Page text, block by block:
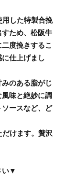
用した特製合挽
ため、松阪牛
度挽きするこ
仕上げまし
のある脂がじ
味と絶妙に調
ースなど、ど
けます。贅沢
い▼